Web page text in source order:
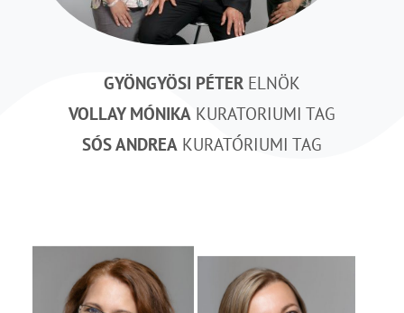
GYÖNGYÖSI PÉTERELNÖK
VOLLAY MÓNIKA KURATORIUMI TAG
SÓS ANDREA KURATÓRIUMI TAG